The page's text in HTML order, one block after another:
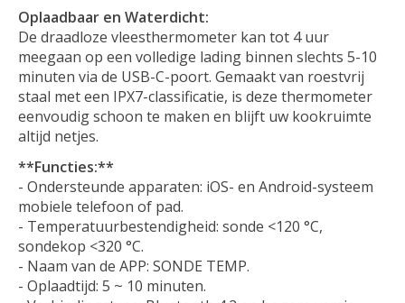
Oplaadbaar en Waterdicht:
De draadloze vleesthermometer kan tot 4 uur
meegaan op een volledige lading binnen slechts 5-10
minuten via de USB-C-poort. Gemaakt van roestvrij
staal met een IPX7-classificatie, is deze thermometer
eenvoudig schoon te maken en blijft uw kookruimte
altijd netjes.
**Functies:**
- Ondersteunde apparaten: iOS- en Android-systeem
mobiele telefoon of pad.
- Temperatuurbestendigheid: sonde <120 °C,
sondekop <320 °C.
- Naam van de APP: SONDE TEMP.
- Oplaadtijd: 5 ~ 10 minuten.